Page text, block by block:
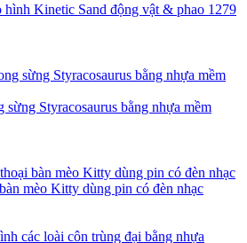
hình Kinetic Sand động vật & phao 1279
Styracosaurus bằng nhựa mềm
mèo Kitty dùng pin có đèn nhạc